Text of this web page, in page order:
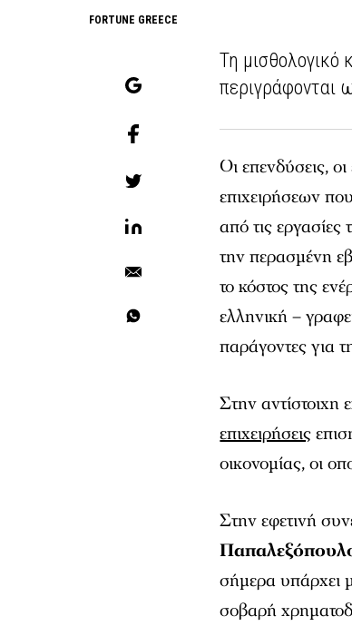
FORTUNE GREECE
Τη μισθολογικό
περιγράφονται
Οι επενδύσεις,
επιχειρήσεων
από τις
την περασμένη
το κόστος της
ελληνική –
παράγοντες για
Στην αντίστοιχη
επιχειρήσεις
οικονομίας, οι
Στην εφετινή
σήμερα υπάρχει
σοβαρή